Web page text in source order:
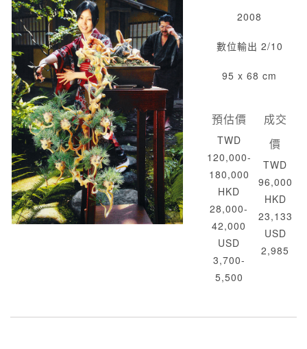
2008
數位輸出 2/10
95 x 68 cm
預估價
TWD
120,000-
180,000
HKD
28,000-
42,000
USD
3,700-
5,500
成交
價
TWD
96,000
HKD
23,133
USD
2,985